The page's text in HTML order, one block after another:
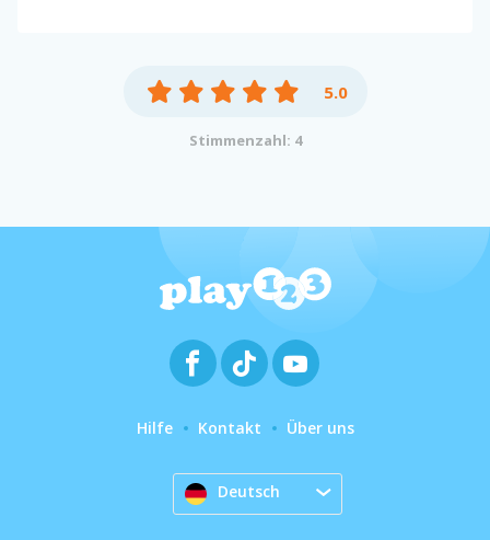
5.0
Stimmenzahl: 4
Hilfe Kontakt Über uns
Deutsch